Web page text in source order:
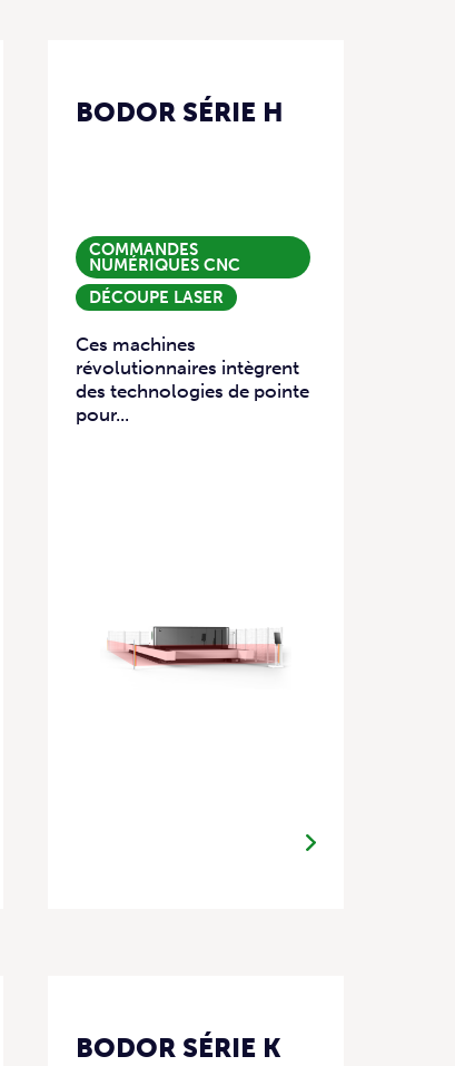
BODOR SÉRIE H
COMMANDES
NUMÉRIQUES CNC
DÉCOUPE LASER
Ces machines
révolutionnaires intègrent
des technologies de pointe
pour...
BODOR SÉRIE K